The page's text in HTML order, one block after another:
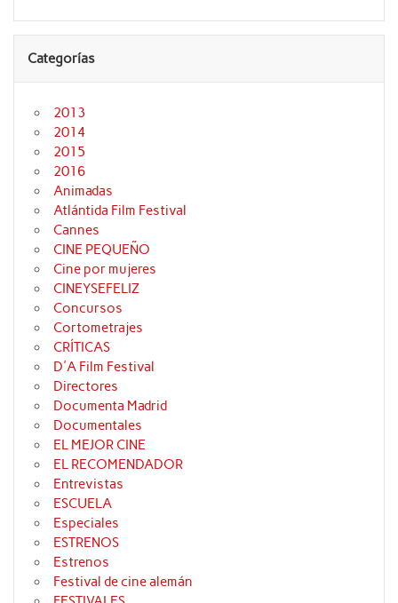
Categorías
2013
2014
2015
2016
Animadas
Atlántida Film Festival
Cannes
CINE PEQUEÑO
Cine por mujeres
CINEYSEFELIZ
Concursos
Cortometrajes
CRÍTICAS
D'A Film Festival
Directores
Documenta Madrid
Documentales
EL MEJOR CINE
EL RECOMENDADOR
Entrevistas
ESCUELA
Especiales
ESTRENOS
Estrenos
Festival de cine alemán